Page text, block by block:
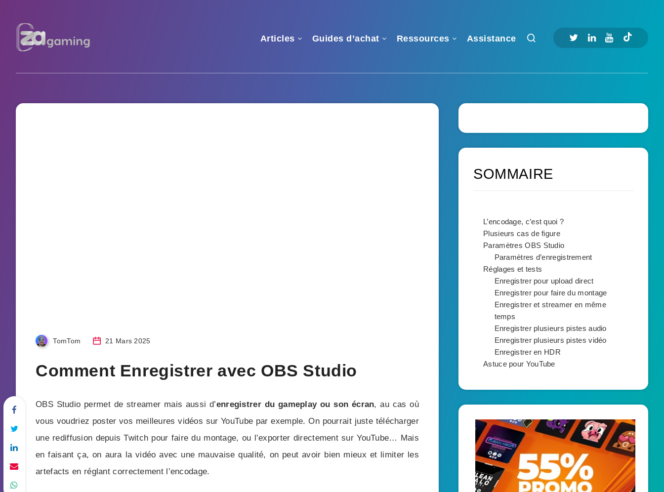
Articles Guides d’achat Ressources Assistance
TomTom 21 Mars 2025
Comment Enregistrer avec OBS Studio
OBS Studio permet de streamer mais aussi d’enregistrer du gameplay ou son écran, au cas où
vous voudriez poster vos meilleures vidéos sur YouTube par exemple. On pourrait juste télécharger
une rediffusion depuis Twitch pour faire du montage, ou l’exporter directement sur YouTube… Mais
en faisant ça, on aura la vidéo avec une mauvaise qualité, on peut avoir bien mieux et limiter les
artefacts en réglant correctement l’encodage.
SOMMAIRE
L’encodage, c’est quoi ?
Plusieurs cas de figure
Paramètres OBS Studio
Paramètres d’enregistrement
Réglages et tests
Enregistrer pour upload direct
Enregistrer pour faire du montage
Enregistrer et streamer en même
temps
Enregistrer plusieurs pistes audio
Enregistrer plusieurs pistes vidéo
Enregistrer en HDR
Astuce pour YouTube